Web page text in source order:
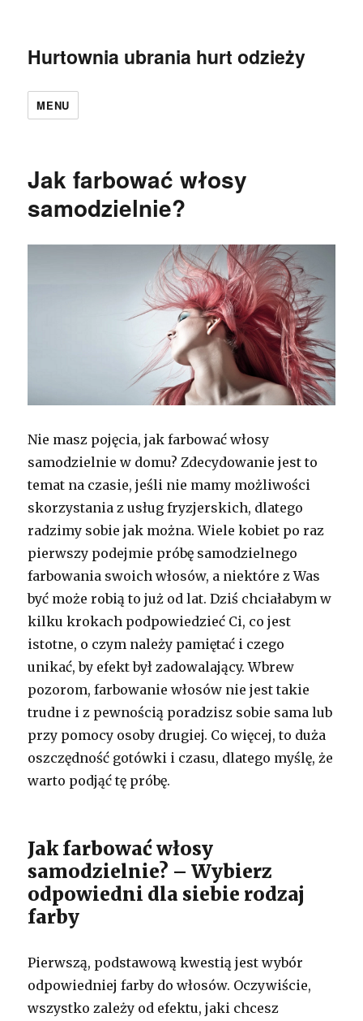
Hurtownia ubrania hurt odzieży
MENU
Jak farbować włosy
samodzielnie?
Nie masz pojęcia, jak farbować włosy
samodzielnie w domu? Zdecydowanie jest to
temat na czasie, jeśli nie mamy możliwości
skorzystania z usług fryzjerskich, dlatego
radzimy sobie jak można. Wiele kobiet po raz
pierwszy podejmie próbę samodzielnego
farbowania swoich włosów, a niektóre z Was
być może robią to już od lat. Dziś chciałabym w
kilku krokach podpowiedzieć Ci, co jest
istotne, o czym należy pamiętać i czego
unikać, by efekt był zadowalający. Wbrew
pozorom, farbowanie włosów nie jest takie
trudne i z pewnością poradzisz sobie sama lub
przy pomocy osoby drugiej. Co więcej, to duża
oszczędność gotówki i czasu, dlatego myślę, że
warto podjąć tę próbę.
Jak farbować włosy
samodzielnie? – Wybierz
odpowiedni dla siebie rodzaj
farby
Pierwszą, podstawową kwestią jest wybór
odpowiedniej farby do włosów. Oczywiście,
wszystko zależy od efektu, jaki chcesz